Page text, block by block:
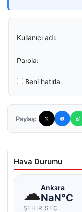
Kullanıcı adı:
Parola:
Beni hatırla
Paylaş:
Hava Durumu
☁Ankara
NaN°C
ŞEHIR SEÇ